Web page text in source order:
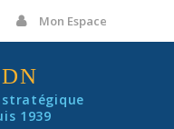
Mon Espace
stratégique
1939